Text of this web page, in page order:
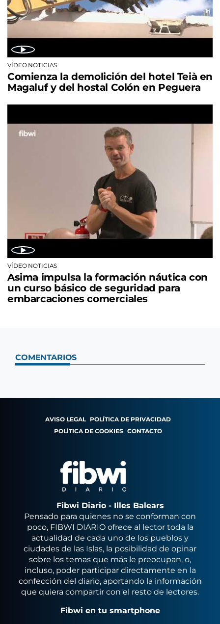
VÍDEO NOTICIAS
Comienza la demolición del hotel Teià en
Magaluf y del hostal Colón en Peguera
VÍDEO NOTICIAS
Asima impulsa la formación náutica con
un curso básico de seguridad para
embarcaciones comerciales
COMENTARIOS
AVISO LEGAL POLÍTICA DE PRIVACIDAD
POLÍTICA DE COOKIES CONTACTO
Fibwi Diario - Illes Balears
Pensado para quienes no se conforman con
poco, FIBWI DIARIO ofrece al lector toda la
actualidad de cada uno de los pueblos y
ciudades de las Islas, la posibilidad de opinar
sobre los temas que más le preocupan, o,
incluso, poder participar directamente en la
confección del diario, aportando la información
que quiera compartir con el resto de lectores.
Fibwi en tu smartphone